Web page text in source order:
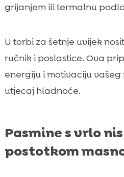
grijanjem ili termalnu
U torbi za šetnje uvijek
ručnik i poslastice. Ova
energiju i motivaciju
utjecaj hladnoće.
Pasmine s vrlo
postotkom